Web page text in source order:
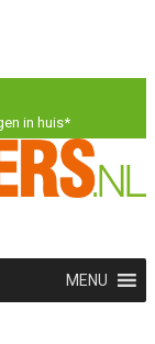
in huis*
MENU